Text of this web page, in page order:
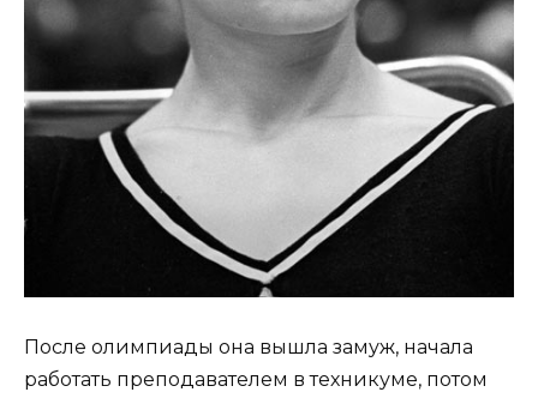
После олимпиады она вышла замуж, начала
работать преподавателем в техникуме, потом